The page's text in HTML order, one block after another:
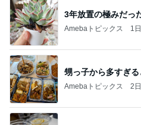
3年放置の極みだっ
Amebaトピックス 1
甥っ子から多すぎ
Amebaトピックス 2